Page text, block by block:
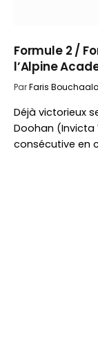
Formule 2 /
l’Alpine
ParFaris Bouchaala
Déjà victorieux
Doohan (Invicta
consécutive en